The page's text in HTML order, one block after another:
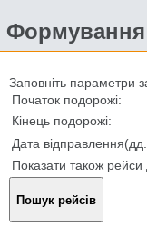
Заповніть параметри
Початок подорожі:
Кінець подорожі:
Дата
Показати також рейси